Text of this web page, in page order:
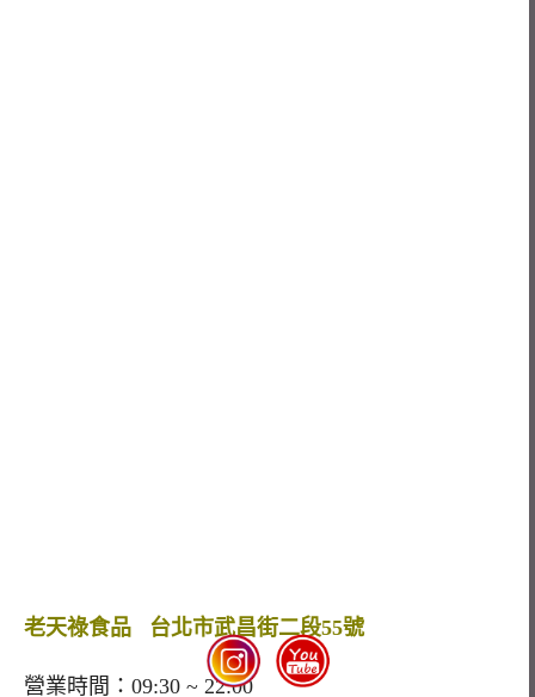
老天祿食品 台北市武昌街二段55號
營業時間：09:30 ~ 22:00